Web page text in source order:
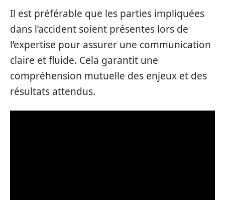
Il est préférable que les parties impliquées
dans l’accident soient présentes lors de
l’expertise pour assurer une communication
claire et fluide. Cela garantit une
compréhension mutuelle des enjeux et des
résultats attendus.